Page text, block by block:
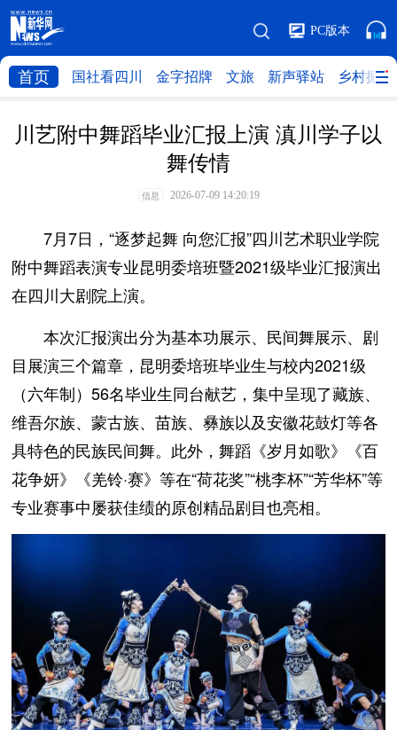
PC版本
首页 国社看四川 金字招牌 文旅 新声驿站 乡村振兴
川艺附中舞蹈毕业汇报上演 滇川学子以
舞传情
信息 2026-07-09 14:20:19
7月7日，“逐梦起舞 向您汇报”四川艺术职业学院
附中舞蹈表演专业昆明委培班暨2021级毕业汇报演出
在四川大剧院上演。
本次汇报演出分为基本功展示、民间舞展示、剧
目展演三个篇章，昆明委培班毕业生与校内2021级
（六年制）56名毕业生同台献艺，集中呈现了藏族、
维吾尔族、蒙古族、苗族、彝族以及安徽花鼓灯等各
具特色的民族民间舞。此外，舞蹈《岁月如歌》《百
花争妍》《羌铃·赛》等在“荷花奖”“桃李杯”“芳华杯”等
专业赛事中屡获佳绩的原创精品剧目也亮相。